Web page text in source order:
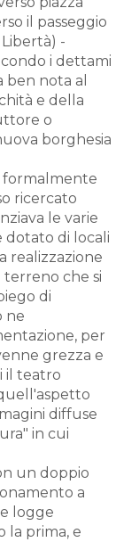
il passeggio
-
i dettami
nota al
e della
o
borghesia
ricercato
le varie
dotato di locali
realizzazione
terreno che si
di
ne
per
grezza e
il teatro
diffuse
in cui
un doppio
a
logge
la prima, e